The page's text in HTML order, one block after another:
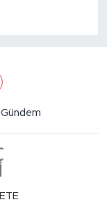
Gündem